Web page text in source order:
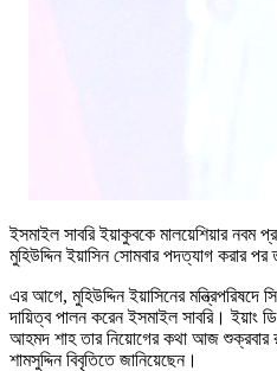
ইসমাইল সাবরি ইয়াকুবকে মালয়েশিয়ার নবম
মুহিউদ্দিন ইয়াসিন সোমবার পদত্যাগ করার
এর আগে, মুহিউদ্দিন ইয়াসিনের মন্ত্রিপরিষদে
দায়িত্ব পালন করেন ইসমাইল সাবরি। ইয়াং
আহমদ শাহ তার নিয়োগের কথা আজ শুক্রবার
শামসুদ্দিন বিবৃতিতে জানিয়েছেন।